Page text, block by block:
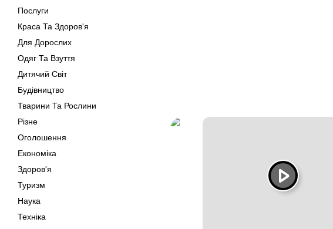
Послуги
Краса Та Здоров'я
Для Дорослих
Одяг Та Взуття
Дитячий Світ
Будівництво
Тварини Та Рослини
Різне
Оголошення
Економіка
Здоров'я
Туризм
Наука
Техніка